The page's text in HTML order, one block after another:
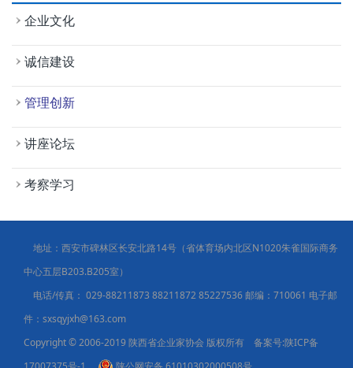
企业文化
诚信建设
管理创新
讲座论坛
考察学习
地址：西安市碑林区长安北路14号（省体育场内北区N1020朱雀国际商务
中心五层B203.B205室）
电话/传真： 029-88211873 88211872 85227536邮编：710061 电子邮
件：sxsqyjxh@163.com
Copyright © 2006-2019 陕西省企业家协会 版权所有 备案号:陕ICP备